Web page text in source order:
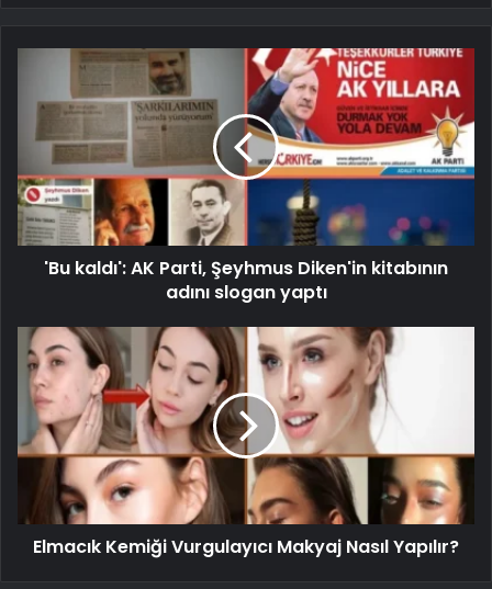
'Bu kaldı': AK Parti, Şeyhmus Diken'in kitabının
adını slogan yaptı
Elmacık Kemiği Vurgulayıcı Makyaj Nasıl Yapılır?